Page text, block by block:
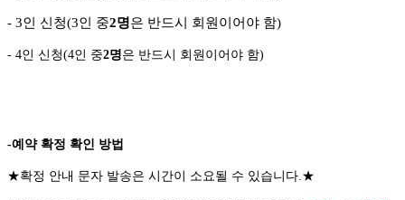
- 3인 신청(3인 중2명은 반드시 회원이어야 함)
- 4인 신청(4인 중2명은 반드시 회원이어야 함)
-예약 확정 확인 방법
★확정 안내 문자 발송은 시간이 소요될 수 있습니다.★